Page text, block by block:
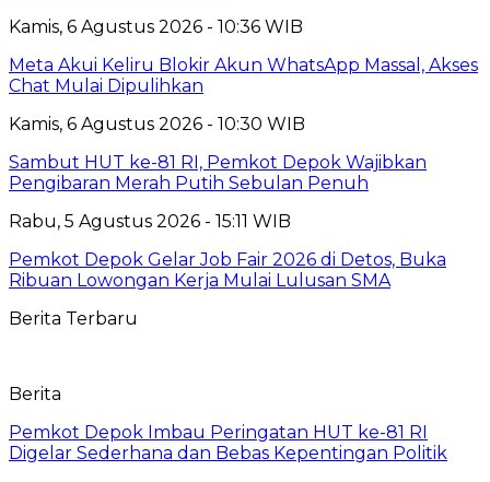
Kamis, 6 Agustus 2026 - 10:36 WIB
Meta Akui Keliru Blokir Akun WhatsApp Massal, Akses
Chat Mulai Dipulihkan
Kamis, 6 Agustus 2026 - 10:30 WIB
Sambut HUT ke-81 RI, Pemkot Depok Wajibkan
Pengibaran Merah Putih Sebulan Penuh
Rabu, 5 Agustus 2026 - 15:11 WIB
Pemkot Depok Gelar Job Fair 2026 di Detos, Buka
Ribuan Lowongan Kerja Mulai Lulusan SMA
Berita Terbaru
Berita
Pemkot Depok Imbau Peringatan HUT ke-81 RI
Digelar Sederhana dan Bebas Kepentingan Politik